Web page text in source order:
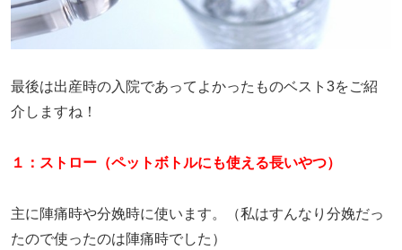
最後は出産時の入院であってよかったものベスト3をご紹
介しますね！
１：ストロー（ペットボトルにも使える長いやつ）
主に陣痛時や分娩時に使います。（私はすんなり分娩だっ
たので使ったのは陣痛時でした）